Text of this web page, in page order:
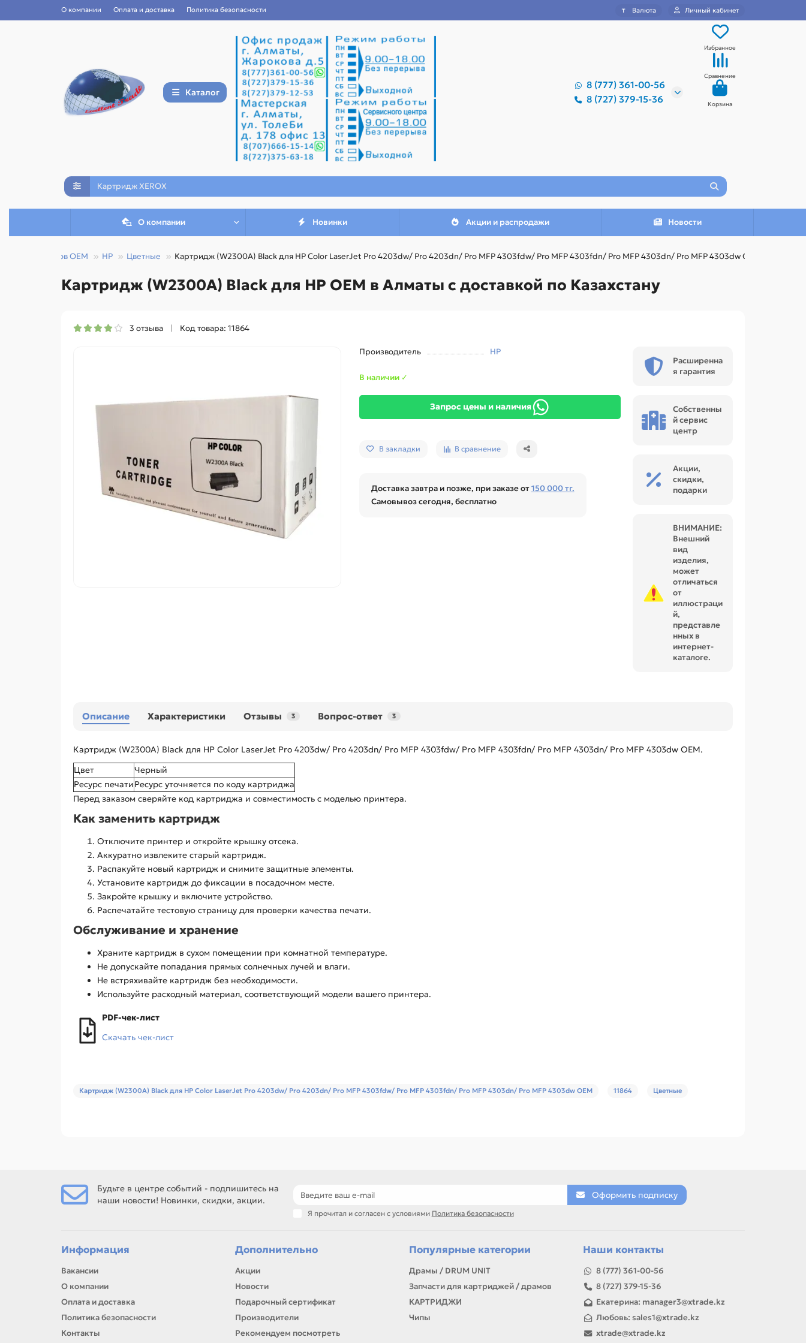
О компании Оплата и доставка Политика безопасности ₸ Валюта Личный кабинет
Каталог
8 (777) 361-00-56
8 (727) 379-15-36
Избранное
Сравнение
Корзина
О компании Новинки Акции и распродажи Новости
и факсов OEM HP Цветные Картридж (W2300A) Black для HP Color LaserJet Pro 4203dw/ Pro 4203dn/ Pro MFP 4303fdw/ Pro MFP 4303fdn/ Pro MFP 4303dn/ Pro MFP 4303dw OEM
Картридж (W2300A) Black для HP OEM в Алматы с доставкой по Казахстану
3 отзыва Код товара: 11864
Производитель HP
В наличии ✓
Запрос цены и наличия
В закладки В сравнение
Доставка завтра и позже, при заказе от150 000 тг.
Самовывоз сегодня, бесплатно
Расширенна
я гарантия
Собственны
й сервис
центр
Акции,
скидки,
подарки
ВНИМАНИЕ:
Внешний
вид
изделия,
может
отличаться
от
иллюстраци
й,
представле
нных в
интернет-
каталоге.
Описание Характеристики Отзывы 3 Вопрос-ответ 3
Картридж (W2300A) Black для HP Color LaserJet Pro 4203dw/ Pro 4203dn/ Pro MFP 4303fdw/ Pro MFP 4303fdn/ Pro MFP 4303dn/ Pro MFP 4303dw OEM.
Цвет
Черный
Ресурс печатиРесурс уточняется по коду картриджа
Перед заказом сверяйте код картриджа и совместимость с моделью принтера.
Как заменить картридж
Отключите принтер и откройте крышку отсека.
Аккуратно извлеките старый картридж.
Распакуйте новый картридж и снимите защитные элементы.
Установите картридж до фиксации в посадочном месте.
Закройте крышку и включите устройство.
Распечатайте тестовую страницу для проверки качества печати.
Обслуживание и хранение
Храните картридж в сухом помещении при комнатной температуре.
Не допускайте попадания прямых солнечных лучей и влаги.
Не встряхивайте картридж без необходимости.
Используйте расходный материал, соответствующий модели вашего принтера.
PDF-чек-лист
Скачать чек-лист
Картридж (W2300A) Black для HP Color LaserJet Pro 4203dw/ Pro 4203dn/ Pro MFP 4303fdw/ Pro MFP 4303fdn/ Pro MFP 4303dn/ Pro MFP 4303dw OEM 11864 Цветные
Будьте в центре событий - подпишитесь на
наши новости! Новинки, скидки, акции.
Оформить подписку
Я прочитал и согласен с условиями Политика безопасности
Информация
Вакансии
О компании
Оплата и доставка
Политика безопасности
Контакты
Дополнительно
Акции
Новости
Подарочный сертификат
Производители
Рекомендуем посмотреть
Популярные категории
Драмы / DRUM UNIT
Запчасти для картриджей / драмов
КАРТРИДЖИ
Чипы
Наши контакты
8 (777) 361-00-56
8 (727) 379-15-36
Екатерина: manager3@xtrade.kz
Любовь: sales1@xtrade.kz
xtrade@xtrade.kz